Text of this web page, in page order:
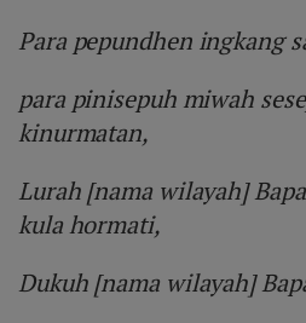
Para pepundhen ingkang
para pinisepuh miwah
kinurmatan,
Lurah [nama wilayah]
kula hormati,
Dukuh [nama wilayah]